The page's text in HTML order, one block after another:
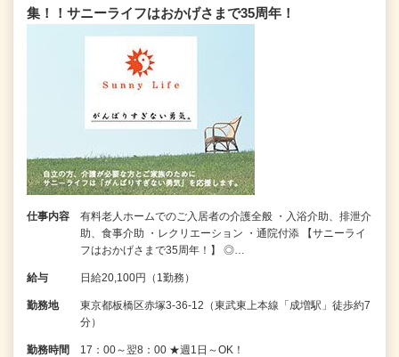
集！！サニーライフはおかげさまで35周年！
仕事内容
有料老人ホームでのご入居者の介護全般 ・入浴介助、排泄介
助、食事介助 ・レクリエーション ・通院付添 【サニーライ
フはおかげさまで35周年！】 ◎…
給与 日給20,100円（1勤務）
勤務地
東京都板橋区赤塚3-36-12（東武東上本線「成増駅」徒歩約7
分）
勤務時間 17：00～翌8：00 ★週1日～OK！